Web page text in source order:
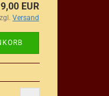
EUR
Versand